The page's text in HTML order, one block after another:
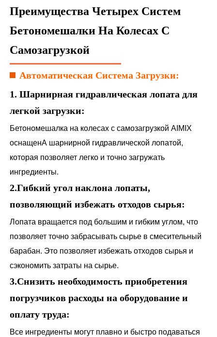
Преимущества Четырех Систем
Бетономешалки На Колесах С
Самозагрузкой
Автоматическая Система Загрузки:
1. Шарнирная гидравлическая лопата для
легкой загрузки:
Бетономешалка на колесах с самозагрузкой AIMIX
оснащенА шарнирной гидравлической лопатой,
которая позволяет легко и точно загружать
ингредиенты.
2.Гибкий угол наклона лопаты,
позволяющий избежать отходов сырья:
Лопата вращается под большим и гибким углом, что
позволяет точно забрасывать сырье в смесительный
барабан. Это позволяет избежать отходов сырья и
сэкономить затраты на сырье.
3.Снизить необходимость приобретения
погрузчиков расходы на оборудование и
оплату труда:
Все ингредиенты могут плавно и быстро подаваться